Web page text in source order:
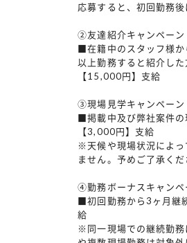
・コツコツ作業が好きな方
・軽作業で安定して働きたい方
・長期で働きたい方
大手物流企業の現場で、
安定した仕事量がある環境です。
応募すると、初回勤務
②友達紹介キャンペーン
■在籍中のスタッフ様か
以上勤務すると紹介し
【15,000円】支給
③現場見学キャンペーン
■掲載中及び弊社案件の
【3,000円】支給
※天候や現場状況によっ
ません。予めご了承くだ
④勤務ボーナスキャンペ
■初回勤務から3ヶ月継
給
※同一現場での継続勤務